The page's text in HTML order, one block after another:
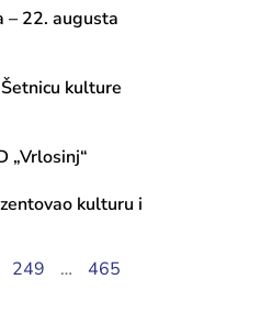
– 22. augusta
kulture
„Vrlosinj“
kulturu i
249 …
465